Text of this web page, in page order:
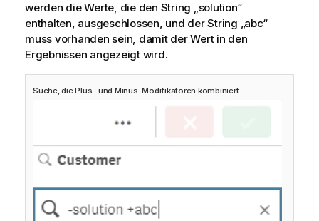
werden die Werte, die den String „solution“
enthalten, ausgeschlossen, und der String „abc“
muss vorhanden sein, damit der Wert in den
Ergebnissen angezeigt wird.
Suche, die Plus- und Minus-Modifikatoren kombiniert